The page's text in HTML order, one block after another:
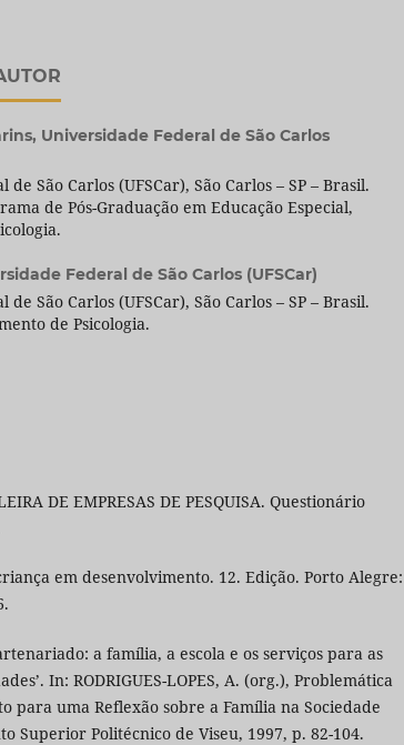
Universidade Federal de São Carlos
São Carlos (UFSCar), São Carlos – SP – Brasil.
de Pós-Graduação em Educação Especial,
Federal de São Carlos (UFSCar)
São Carlos (UFSCar), São Carlos – SP – Brasil.
de Psicologia.
DE EMPRESAS DE PESQUISA. Questionário
em desenvolvimento. 12. Edição. Porto Alegre:
a família, a escola e os serviços para as
In: RODRIGUES-LOPES, A. (org.), Problemática
para uma Reflexão sobre a Família na Sociedade
Superior Politécnico de Viseu, 1997, p. 82-104.